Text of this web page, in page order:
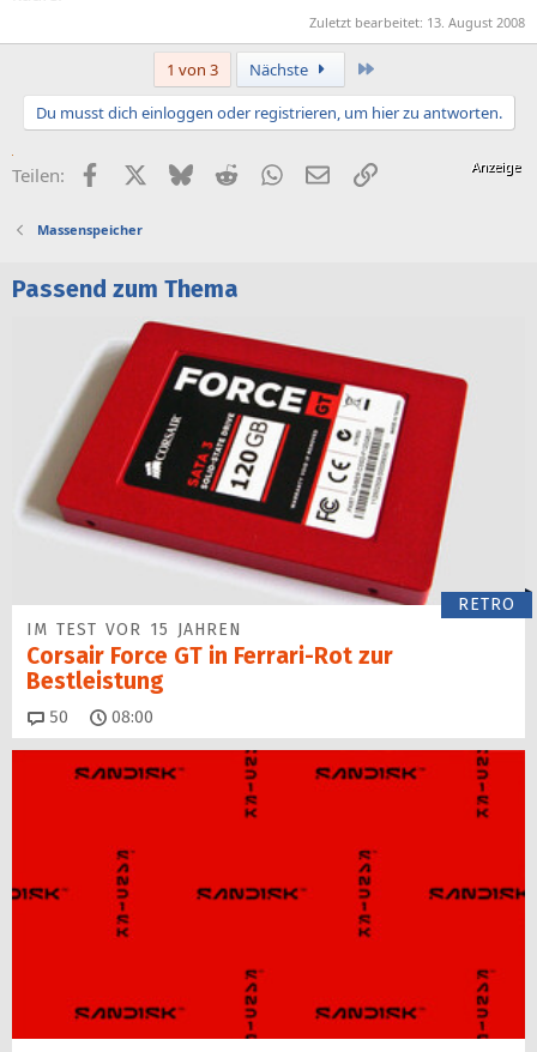
Zuletzt bearbeitet: 13. August 2008
1 von 3 Nächste
Du musst dich einloggen oder registrieren, um hier zu antworten.
Teilen: FacebookX (Twitter)
BlueskyRedditWhatsApp
E-MailLink
Massenspeicher
Passend zum Thema
RETRO
IM TEST VOR 15 JAHREN
Corsair Force GT in Ferrari-Rot zur
Bestleistung
50 Kommentare
08:00